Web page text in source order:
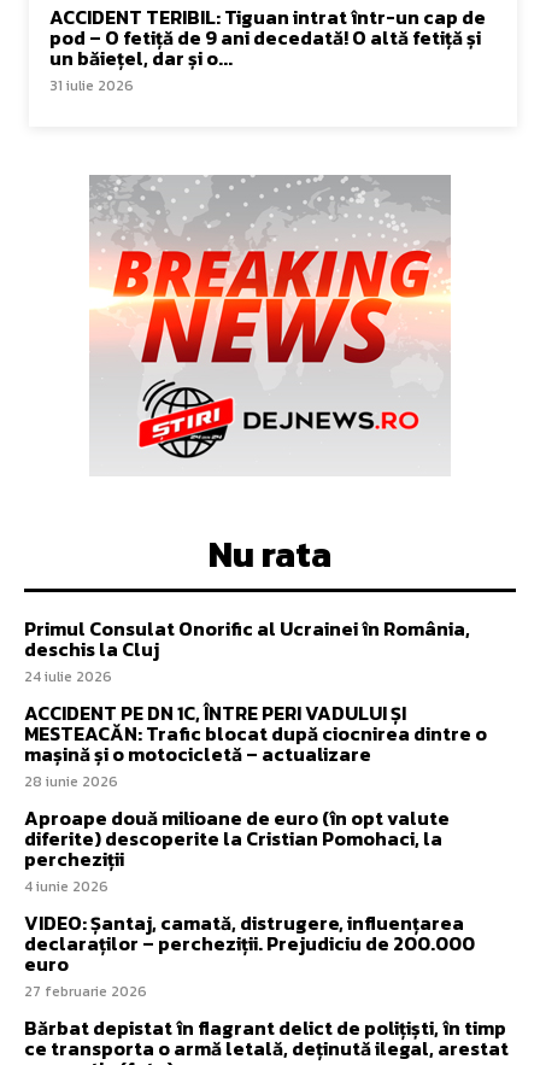
ACCIDENT TERIBIL: Tiguan intrat într-un cap de
pod – O fetiță de 9 ani decedată! O altă fetiță și
un băiețel, dar și o...
31 iulie 2026
Nu rata
Primul Consulat Onorific al Ucrainei în România,
deschis la Cluj
24 iulie 2026
ACCIDENT PE DN 1C, ÎNTRE PERI VADULUI ȘI
MESTEACĂN: Trafic blocat după ciocnirea dintre o
mașină și o motocicletă – actualizare
28 iunie 2026
Aproape două milioane de euro (în opt valute
diferite) descoperite la Cristian Pomohaci, la
percheziții
4 iunie 2026
VIDEO: Șantaj, camată, distrugere, influențarea
declaraților – percheziții. Prejudiciu de 200.000
euro
27 februarie 2026
Bărbat depistat în flagrant delict de polițiști, în timp
ce transporta o armă letală, deținută ilegal, arestat